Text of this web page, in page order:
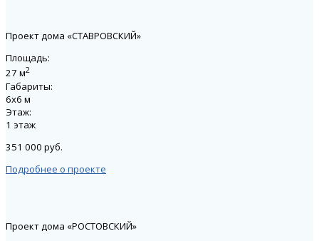
Проект дома «СТАВРОВСКИЙ»
Площадь:
27 м2
Габариты:
6х6 м
Этаж:
1 этаж
351 000 руб.
Подробнее о проекте
Проект дома «РОСТОВСКИЙ»